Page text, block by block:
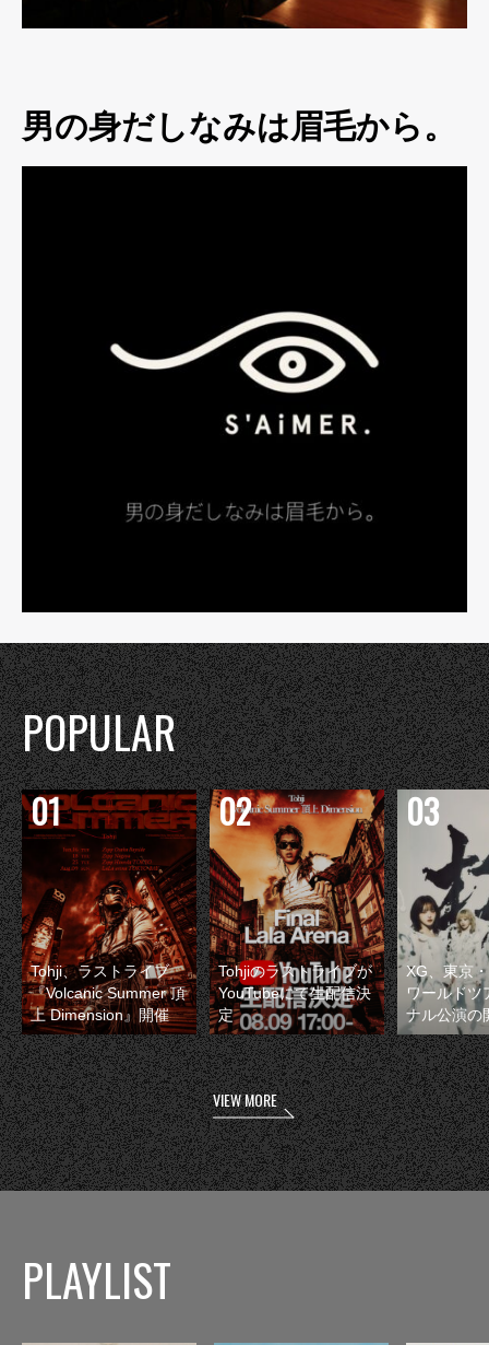
男の身だしなみは眉毛から。
POPULAR
Tohji、ラストライブ
『Volcanic Summer 頂
上 Dimension』開催
Tohjiのラストライブが
YouTubeにて生配信決
定
XG、東京
ワールドツ
ナル公演の
VIEW MORE
PLAYLIST